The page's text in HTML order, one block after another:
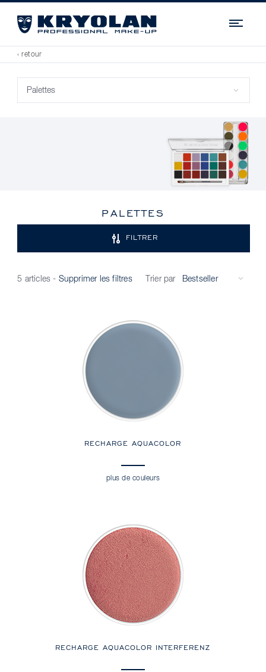
‹ retour
PALETTES
FILTRER
5 articles - Supprimer les filtres Trier par
RECHARGE AQUACOLOR
plus de couleurs
RECHARGE AQUACOLOR INTERFERENZ